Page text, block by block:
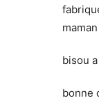
bisou
bonne